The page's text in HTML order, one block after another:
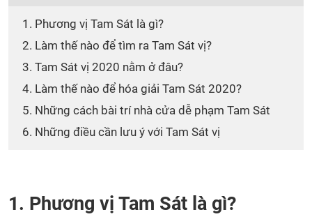
1. Phương vị Tam Sát là gì?
2. Làm thế nào để tìm ra Tam Sát vị?
3. Tam Sát vị 2020 nằm ở đâu?
4. Làm thế nào để hóa giải Tam Sát 2020?
5. Những cách bài trí nhà cửa dễ phạm Tam Sát
6. Những điều cần lưu ý với Tam Sát vị
1. Phương vị Tam Sát là gì?